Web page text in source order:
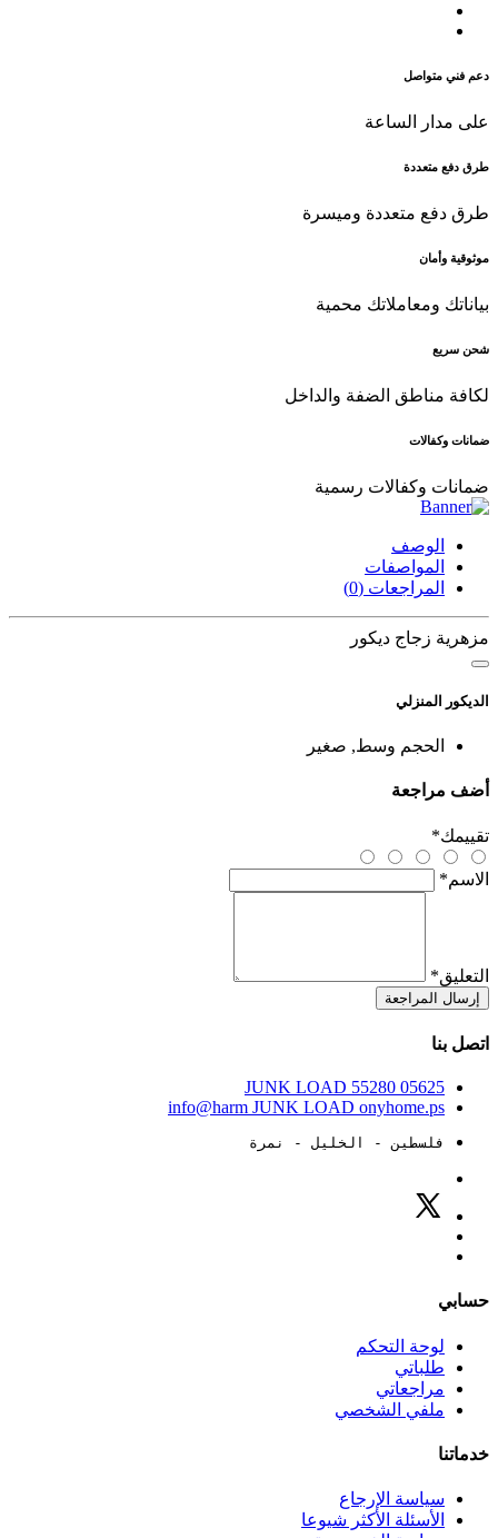
دعم فني متواصل
على مدار الساعة
طرق دفع متعددة
طرق دفع متعددة وميسرة
موثوقية وأمان
بياناتك ومعاملاتك محمية
شحن سريع
لكافة مناطق الضفة والداخل
ضمانات وكفالات
ضمانات وكفالات رسمية
الوصف
المواصفات
المراجعات (0)
مزهرية زجاج ديكور
الديكور المنزلي
الحجم وسط, صغير
أضف مراجعة
تقييمك*
الاسم*
التعليق*
إرسال المراجعة
اتصل بنا
05625
JUNK LOAD 55280
info@harm JUNK LOAD onyhome.ps
فلسطين - الخليل - نمرة
حسابي
لوحة التحكم
طلباتي
مراجعاتي
ملفي الشخصي
خدماتنا
سياسة الإرجاع
الأسئلة الأكثر شيوعا